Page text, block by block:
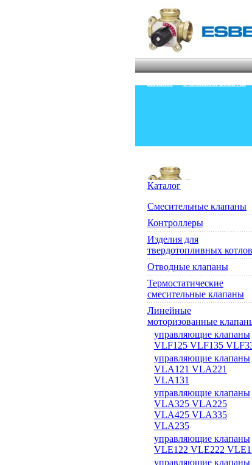
Каталог·О компании ESBE AB
Каталог
Смесительные клапаны
Контроллеры
Изделия для
твердотопливных котлов
Отводные клапаны
Термостатические
смесительные клапаны
Линейные
моторизованные
управляющие клапаны
VLF125 VLF135
управляющие клапаны
VLA121 VLA221
VLA131
управляющие клапаны
VLA325 VLA225
VLA425 VLA335
VLA235
управляющие клапаны
VLE122 VLE222
управляющие клапаны